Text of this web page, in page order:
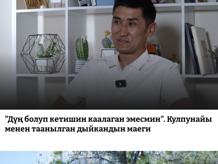
"Дүң болуп кетишин каалаган эмесмин". Кулпунайы
менен таанылган дыйкандын маеги